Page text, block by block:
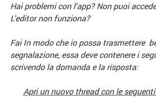
Hai problemi con l'app? Non puoi
L'editor non funziona?
Fai In modo che io possa trasmettere
segnalazione, essa deve contenere i
scrivendo la domanda e la risposta:
Apri un nuovo thread con le